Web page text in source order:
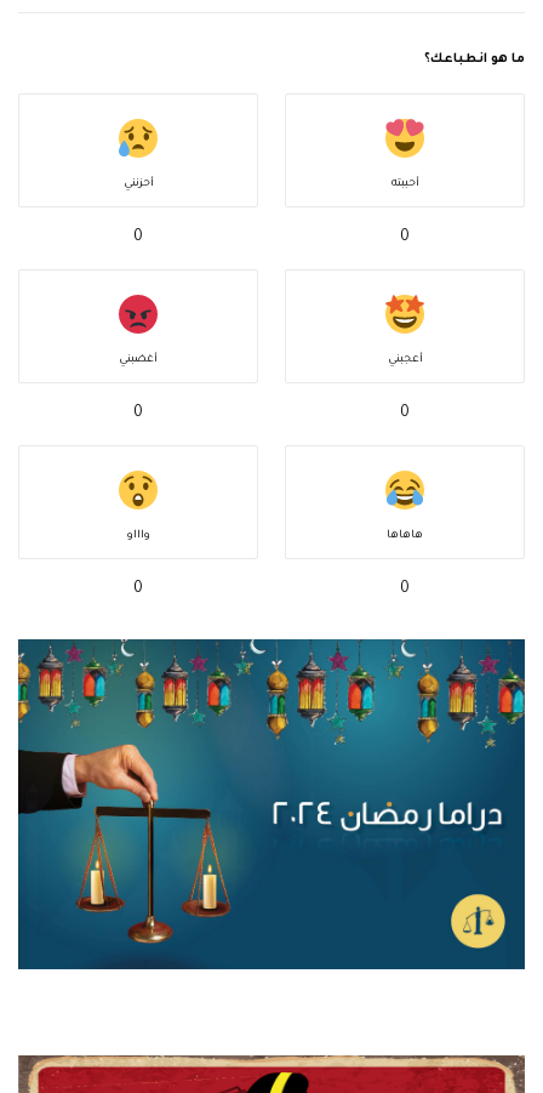
ما هو انطباعك؟
أحببته
0
أحزنني
0
أعجبني
0
أغضبني
0
هاهاها
0
واااو
0